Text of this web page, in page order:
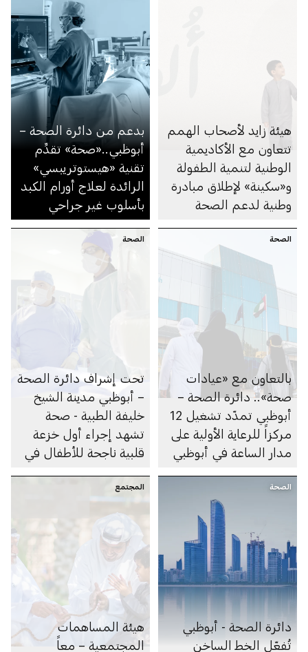
هيئة زايد لأصحاب الهمم
تتعاون مع الأكاديمية
الوطنية لتنمية الطفولة
و«سكينة» لإطلاق مبادرة
وطنية لدعم الصحة
بدعم من دائرة الصحة –
أبوظبي..«صحة» تقدِّم
تقنية «هيستوتريبسي»
الرائدة لعلاج أورام الكبد
بأسلوب غير جراحي
الصحة
بالتعاون مع «عيادات
صحة».. دائرة الصحة –
أبوظبي تمدّد تشغيل 12
مركزاً للرعاية الأولية على
مدار الساعة في أبوظبي
الرعاية العاجلة
الصحة
تحت إشراف دائرة الصحة
– أبوظبي مدينة الشيخ
خليفة الطبية - صحة
تشهد إجراء أول خزعة
قلبية ناجحة للأطفال في
الصحة
دائرة الصحة - أبوظبي
تُفعّل الخط الساخن
المجتمع
هيئة المساهمات
المجتمعية – معاً